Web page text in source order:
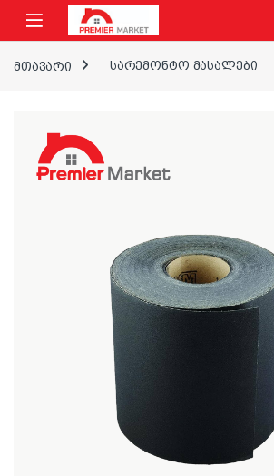
ნავიგაციაზე გადასვლა
შინაარსზე გადასვლა
მთავარი სარემონტო მასალები